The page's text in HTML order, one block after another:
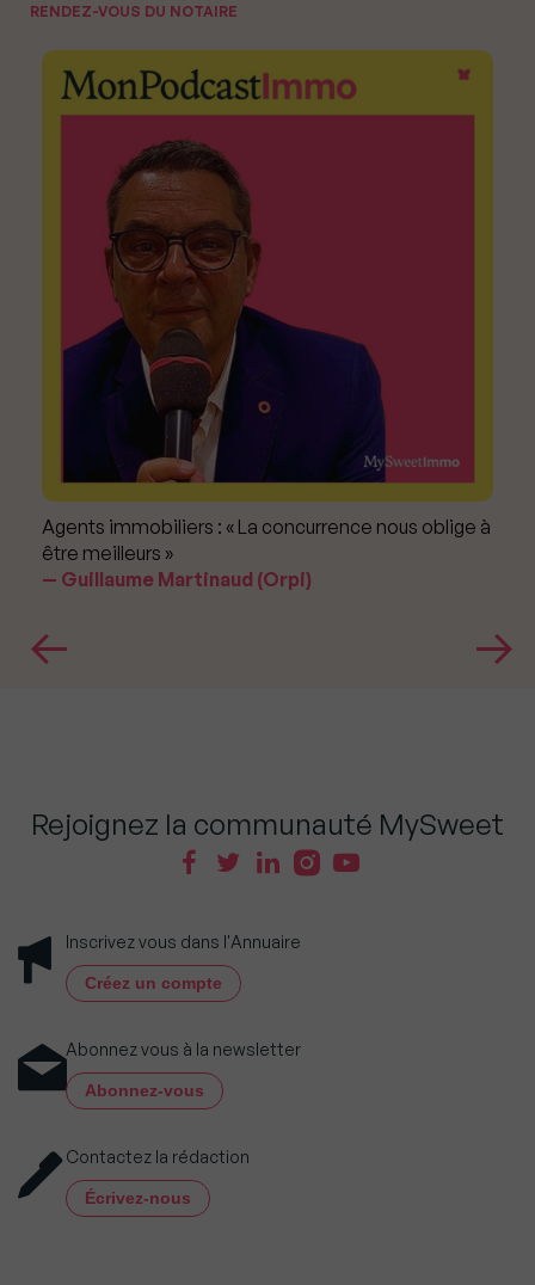
RENDEZ-VOUS DU NOTAIRE
Agents immobiliers : « La concurrence nous oblige à
être meilleurs »
Guillaume Martinaud (Orpi)
Rejoignez la communauté MySweet
Inscrivez vous dans l'Annuaire
Créez un compte
Abonnez vous à la newsletter
Abonnez-vous
Contactez la rédaction
Écrivez-nous